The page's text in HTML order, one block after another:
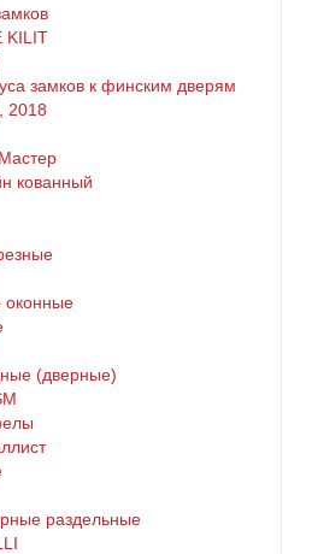
KILIT
замков к финским дверям
2018
кованный
оконные
(дверные)
раздельные